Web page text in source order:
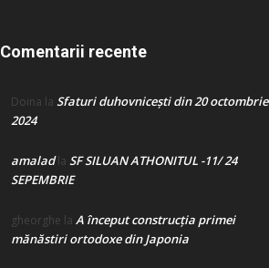
Comentarii recente
Doina la Sfaturi duhovnicești din 20 octombrie
2024
amaladla SF SILUAN ATHONITUL -11/ 24
SEPEMBRIE
gheorghe la A început construcţia primei
mănăstiri ortodoxe din Japonia